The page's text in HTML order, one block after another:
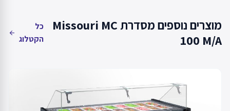
מוצרים נוספים מסדרת Missouri MC
100 M/A
כל
הקטלוג
arrow_back